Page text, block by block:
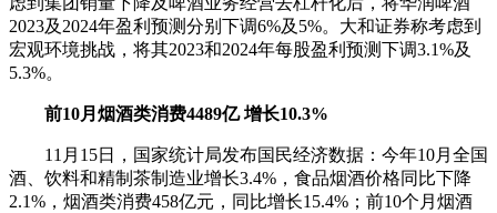
2023及2024年盈利预测分别下调6%及5%。大和证券称考虑到
宏观环境挑战，将其2023和2024年每股盈利预测下调3.1%及
5.3%。
前10月烟酒类消费4489亿 增长10.3%
11月15日，国家统计局发布国民经济数据：今年10月全国
酒、饮料和精制茶制造业增长3.4%，食品烟酒价格同比下降
2.1%，烟酒类消费458亿元，同比增长15.4%；前10个月烟酒